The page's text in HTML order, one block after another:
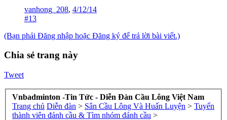
vanhong_208, 4/12/14
#13
(Bạn phải Đăng nhập hoặc Đăng ký để trả lời bài viết.)
Chia sẻ trang này
Tweet
Vnbadminton -Tin Tức - Diễn Đàn Cầu Lông Việt Nam
Trang chủ Diễn đàn > Sân Cầu Lông Và Huấn Luyện > Tuyển
thành viên đánh cầu & Tìm nhóm đánh cầu >